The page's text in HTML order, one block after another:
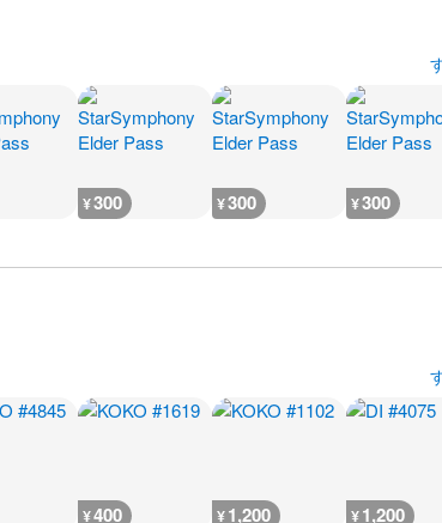
¥300 ¥300 ¥300
¥400 ¥1,200 ¥1,200